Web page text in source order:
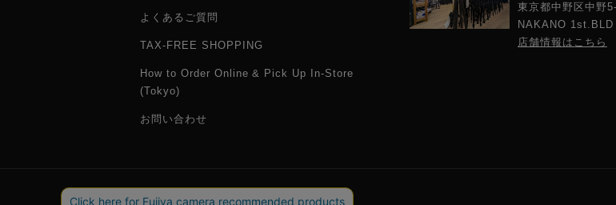
よくあるご質問
TAX-FREE SHOPPING
How to Order Online & Pick Up In-Store
(Tokyo)
お問い合わせ
東京都中野区中野
NAKANO 1st.BLD
店舗情報はこちら